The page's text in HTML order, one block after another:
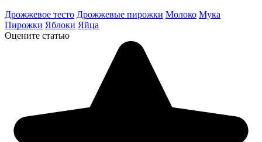
Дрожжевое тесто Дрожжевые пирожки Молоко Мука
Пирожки Яблоки Яйца
Оцените статью